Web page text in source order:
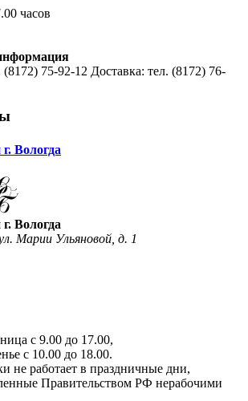
часов
75-92-12 Доставка: тел. (8172) 76-
Вологда
Вологда
Марии Ульяновой, д. 1
с 9.00 до 17.00,
с 10.00 до 18.00.
не работает в праздничные дни,
Правительством РФ нерабочими